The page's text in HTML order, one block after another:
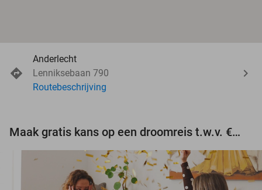
Anderlecht
Lenniksebaan 790
Routebeschrijving
Maak gratis kans op een droomreis t.w.v. €3.000!